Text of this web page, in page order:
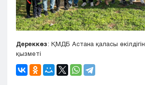
Дереккөз: ҚМДБ Астана қаласы
қызметі